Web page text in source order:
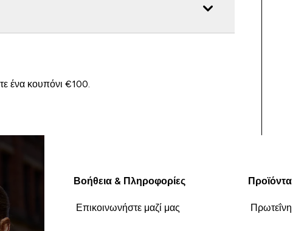
ένα κουπόνι €100.
Βοήθεια & Πληροφορίες
Επικοινωνήστε μαζί μας
Προϊόντα
Πρωτεΐνη